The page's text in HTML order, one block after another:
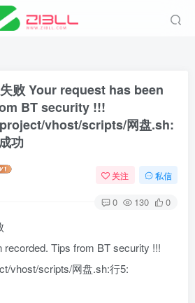
败 Your request has been
BT security !!!
vhost/scripts/网盘.sh:
功
关注 私信
0 130 0
recorded. Tips from BT security !!!
vhost/scripts/网盘.sh:行5: